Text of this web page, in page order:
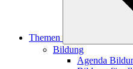
Themen
Bildung
Agenda